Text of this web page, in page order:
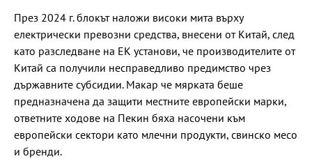
През 2024 г. блокът наложи високи мита върху
електрически превозни средства, внесени от Китай, след
като разследване на ЕК установи, че производителите от
Китай са получили несправедливо предимство чрез
държавните субсидии. Макар че мярката беше
предназначена да защити местните европейски марки,
ответните ходове на Пекин бяха насочени към
европейски сектори като млечни продукти, свинско месо
и бренди.